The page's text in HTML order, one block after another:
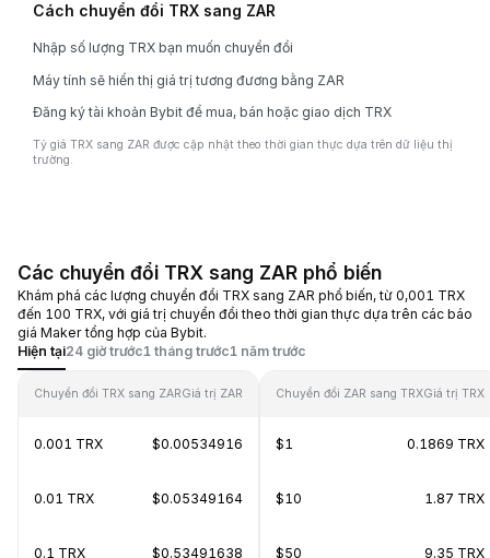
Cách chuyển đổi TRX sang ZAR
Nhập số lượng TRX bạn muốn chuyển đổi
Máy tính sẽ hiển thị giá trị tương đương bằng ZAR
Đăng ký tài khoản Bybit để mua, bán hoặc giao dịch TRX
Tỷ giá TRX sang ZAR được cập nhật theo thời gian thực dựa trên dữ liệu thị
trường.
Các chuyển đổi TRX sang ZAR phổ biến
Khám phá các lượng chuyển đổi TRX sang ZAR phổ biến, từ 0,001 TRX
đến 100 TRX, với giá trị chuyển đổi theo thời gian thực dựa trên các báo
giá Maker tổng hợp của Bybit.
Hiện tại24 giờ trước1 tháng trước1 năm trước
Chuyển đổi TRX sang ZARGiá trị ZAR
0.001 TRX $0.00534916
0.01 TRX $0.05349164
0.1 TRX $0.53491638
Chuyển đổi ZAR sang TRXGiá trị TRX
$1 0.1869 TRX
$10 1.87 TRX
$50 9.35 TRX